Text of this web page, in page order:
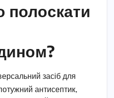
полоскати
засіб для
антисептик,